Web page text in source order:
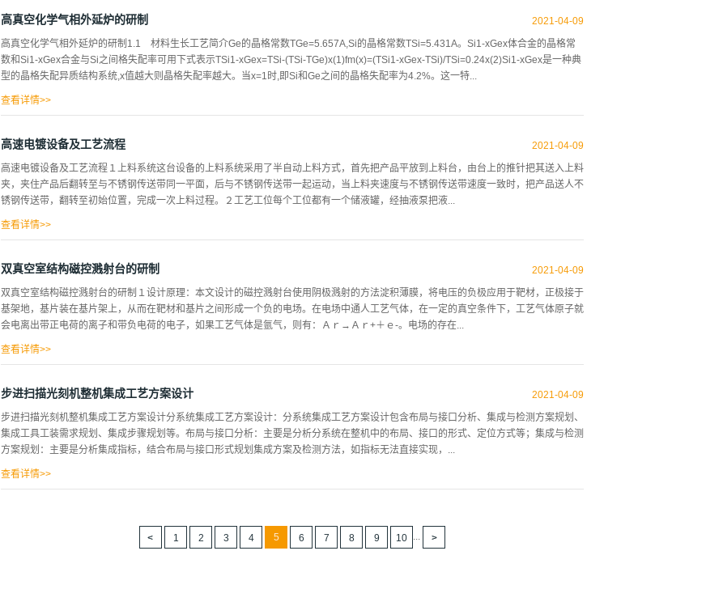
控制在稀浓度范围内，这样不但可以有效去除颗粒，而且可以防止表面微粗糙度增加。通常，在SC-1的基础上增加兆声系统，由于兆声
用，硅片表面的金属杂质，将随腐蚀层而进入清洗液中，并随去离子水的冲洗而被排除。SC-2用于去除硅片表面的钠、铁、镁等金属沾
污。在室温下能去除铁和锌。一般工艺温度为65~85。。。1.3HF/HCI稀的HF/HC1溶液可以去除硅片表面的自然氧化膜，同时去除表面
的金属沾污。一般工艺温度为室温。设备的组成及配置2.1设备的组成设备结构外形如图1所示，硅抛光片全自动湿法清洗设备采用全封
闭、模块化结构设计。整机按功...
高真空化学气相外延炉的研制
高真空化学气相外延炉的研制1.1 材料生长工艺简介Ge的晶格常数TGe=5.657A,Si的晶格常数TSi=5.431A。Si1-xGex体合金的晶格常
数和Si1-xGex合金与Si之间格失配率可用下式表示TSi1-xGex=TSi-(TSi-TGe)x(1)fm(x)=(TSi1-xGex-TSi)/TSi=0.24x(2)Si1-xGex是一种典
型的晶格失配异质结构系统,x值越大则晶格失配率越大。当x=1时,即Si和Ge之间的晶格失配率为4.2%。这一特...
出现的新的电学与光学特性。由于工艺方面的原因,70年代以前,无论在硅单晶衬底上或在锗单晶衬底上,均未能生长出高质量的Si1-xGex
应用低温高真空化学气相外延技术生长硅外延片[7]。90年代中期用同样的方法已研制出合格的Si1-xGex外延片[8]。应用低温高真空化学
气相外延技术来生长锗硅薄层,解决了高温生长外延材料的许多缺点,保证原子级的清洁的生长表面,防止引入不希望的缺陷,实现二维共度生
长,防止应变弛豫和三维岛状生长以提高晶格完整性,实现原位掺杂,防止界面互扩散以获...
2021-04-09
查看详情>>
高速电镀设备及工艺流程
高速电镀设备及工艺流程１上料系统这台设备的上料系统采用了半自动上料方式，首先把产品平放到上料台，由台上的推针把其送入上料
夹，夹住产品后翻转至与不锈钢传送带同一平面，后与不锈钢传送带一起运动，当上料夹速度与不锈钢传送带速度一致时，把产品送人不
锈钢传送带，翻转至初始位置，完成一次上料过程。２工艺工位每个工位都有一个储液罐，经抽液泵把液...
体及时排走，避免气泡停留在框架表面。从而提高电镀产品质量，保证镀品成品率。２.１工艺檀有液位传感器，在槽内有几段工位具备
并记录下产品数量；若下一记数器的数据与上一记数器记录的数据不相同，会立到报警（由电脑上读取）。跟踪系统的存在减少了废品
率，提高了成品率，还节约了材料和降低成本。２.２储液罐电镀设备每个工艺槽都配一个储液槽，除装药水外，还保证工艺槽内药水液
面，保证镀品质量；若液位不够，工艺槽内会出现时有溶液上来，时而无液体，你想，这样的工作液面能生产产品吗，要让储液罐为工艺
槽提供稳定的液拉，就必须由储液槽内的高低位传感器进行控制。若液位低于低位传感器，会报警，此时必须添加溶液至规定刻度；若液
位高于高位传感器，也会报警，此...
2021-04-09
查看详情>>
双真空室结构磁控溅射台的研制
双真空室结构磁控溅射台的研制１设计原理：本文设计的磁控溅射台使用阴极溅射的方法淀积薄膜，将电压的负极应用于靶材，正极接于
基架地，基片装在基片架上，从而在靶材和基片之间形成一个负的电场。在电场中通人工艺气体，在一定的真空条件下，工艺气体原子就
会电离出带正电荷的离子和带负电荷的电子，如果工艺气体是氩气，则有：Ａｒ→Ａｒ+＋ｅ-。电场的存在...
生电离。上述过程持续重复，就能产生巨大数量的氩离子和电子，在靶材和基片之间形成等离子区。等离子区中大量带正电的氩离子飞向
在阴极靶材背面合理地安装一块永久磁铁。磁铁的磁场强迫自由电子作额外的螺旋运动，就可以延长电子的移动路径，产生更高等级的分
裂，并使得等离子区具有更好的同质性，能够更好的利用靶材，减少由溅射粒子引起的靶材再沉积的数量，避免弧光放电现象。如果阴极
是由非导体材料组成，则轰击靶材的工艺气体离子就不能被传导电子中和，溅射过程就会熄火，所以绝缘靶材或电介质靶材不能使用直流
源溅射，而需要采用射频溅射。射频溅射使用射频电源（典型１３．６５ＭＨｚ）来点燃等离子区。在射频溅射的情况下，靶材交替地被
带...
2021-04-09
查看详情>>
步进扫描光刻机整机集成工艺方案设计
步进扫描光刻机整机集成工艺方案设计分系统集成工艺方案设计：分系统集成工艺方案设计包含布局与接口分析、集成与检测方案规划、
集成工具工装需求规划、集成步骤规划等。布局与接口分析：主要是分析分系统在整机中的布局、接口的形式、定位方式等；集成与检测
方案规划：主要是分析集成指标，结合布局与接口形式规划集成方案及检测方法，如指标无法直接实现，...
杂，下文将通过几个分系统案例，阐述集成工艺方案的设计过程。调焦调平分系统调焦调平分系统安装在主基板下方，物镜安装在主基板
上方，结构布局如图1所示。根据整机测校流程，调焦调平分系统在物镜曝光过程中实时调平调焦，因此，要求调焦调平焦面与像面的垂
2021-04-09
查看详情>>
1 2 3 4 5 6 7 8 9 10 ...